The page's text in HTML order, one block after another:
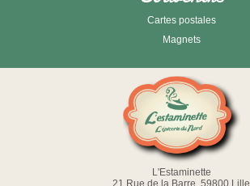
Cartes postales
Magnets
L'Estaminette
21 Rue de la Barre, 59800 Lille